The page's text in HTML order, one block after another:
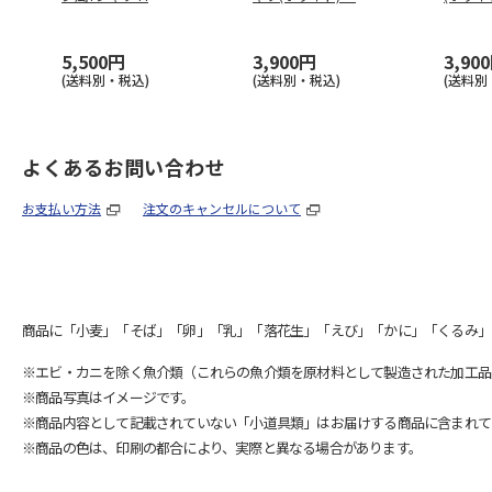
5,500円
(送料別・税込)
3,900円
(送料別・税込) (送料別
よくあるお問い合わせ
お支払い方法 注文のキャンセルについて
商品に「小麦」「そば」「卵」「乳」「落花生」「えび」「かに」「くるみ
※エビ・カニを除く魚介類（これらの魚介類を原材料として製造された加工
※商品写真はイメージです。
※商品内容として記載されていない「小道具類」はお届けする商品に含まれ
※商品の色は、印刷の都合により、実際と異なる場合があります。